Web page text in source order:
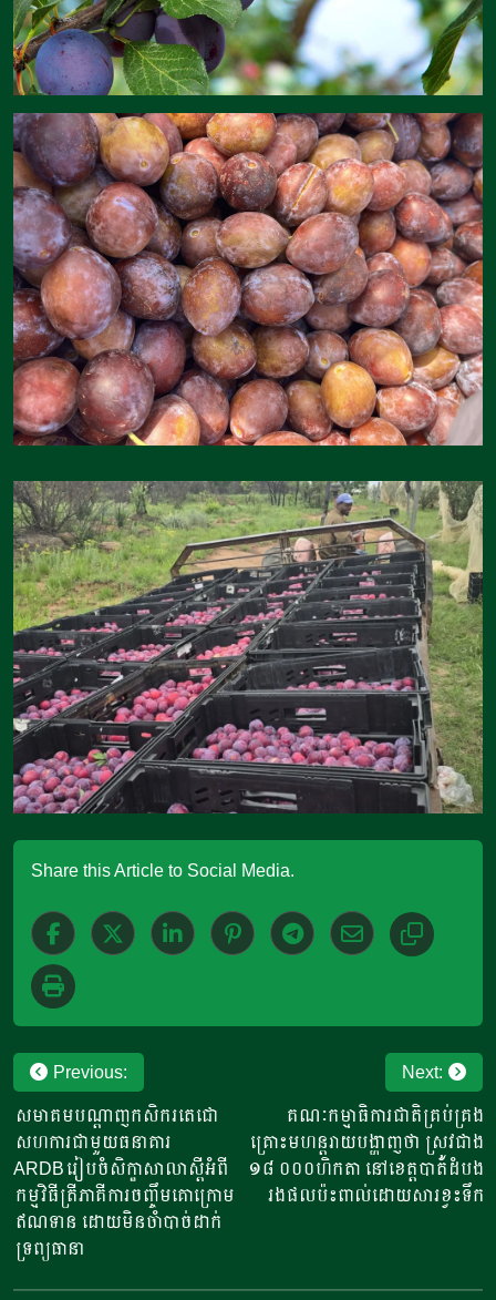
Share this Article to Social Media.
Post
navigation
Previous:
សមាគមបណ្ដាញកសិករតេជោ
សហការជាមួយធនាគារ
ARDBរៀបចំសិក្ខាសាលាស្ដីអំពី
កម្មវិធីត្រីភាគីការចញ្ចឹមគោក្រោម
ឥណទាន ដោយមិនចាំបាច់ដាក់
ទ្រព្យធានា
Next:
គណៈកម្មាធិការជាតិគ្រប់គ្រង
គ្រោះមហន្តរាយបង្ហាញថា ស្រូវជាង
១៨ ០០០ហិកតា នៅខេត្តបាត់ដំបង
រងផលប៉ះពាល់ដោយសារខ្វះទឹក